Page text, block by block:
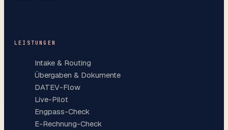
LEISTUNGEN
Intake & Routing
Übergaben & Dokumente
DATEV-Flow
Live-Pilot
Engpass-Check
E-Rechnung-Check